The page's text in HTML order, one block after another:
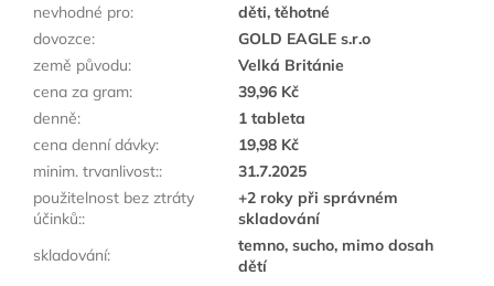
nevhodné pro:
děti, těhotné
dovozce:
GOLD EAGLE s.r.o
země původu:
Velká Británie
cena za gram:
39,96 Kč
denně:
1 tableta
cena denní dávky:
19,98 Kč
minim. trvanlivost::
31.7.2025
použitelnost bez ztráty
účinků::
+2 roky při správném
skladování
skladování:
temno, sucho, mimo dosah
dětí